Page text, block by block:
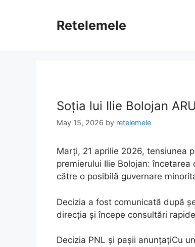
Retelemele
Soția lui Ilie Bolojan
May 15, 2026 by retelemele
Marți, 21 aprilie 2026, tensiunea
premierului Ilie Bolojan:
către o posibilă guvernare
Decizia a fost comunicată după
direcția și începe consultări
Decizia PNL și pașii anunțațiCu